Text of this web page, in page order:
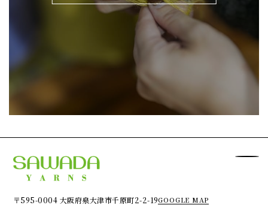
〒595-0004 大阪府泉大津市千原町2-2-19GOOGLE MAP